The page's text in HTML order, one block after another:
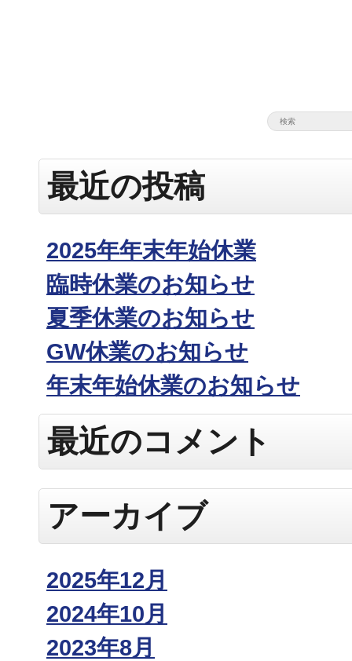
最近の投稿
2025年年末年始休業
臨時休業のお知らせ
夏季休業のお知らせ
GW休業のお知らせ
年末年始休業のお知らせ
最近のコメント
アーカイブ
2025年12月
2024年10月
2023年8月